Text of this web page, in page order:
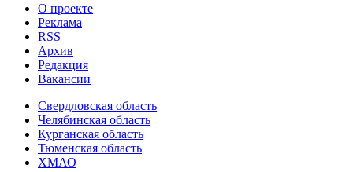
О проекте
Реклама
RSS
Архив
Редакция
Вакансии
Свердловская область
Челябинская область
Курганская область
Тюменская область
ХМАО